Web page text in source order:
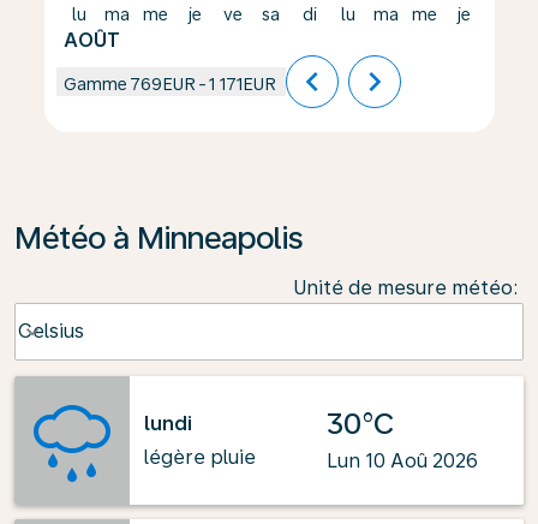
lu
AOÛT
ma me je ve sa di lu ma me je
Gamme 769EUR -1 171EUR chevron_left chevron_right
Météo à Minneapolis
Unité de mesure météo:
Celsius
keyboard_arrow_down
lundi
légère pluie
30°C
Lun 10 Aoû 2026